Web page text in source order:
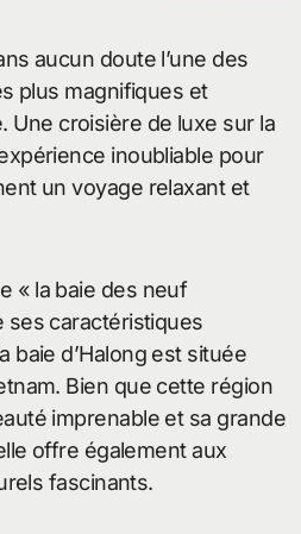
plus magnifiques et
Une croisière de luxe sur la
inoubliable pour
un voyage relaxant et
« la baie des neuf
ses caractéristiques
baie d’Halong est située
Bien que cette région
imprenable et sa grande
offre également aux
fascinants.